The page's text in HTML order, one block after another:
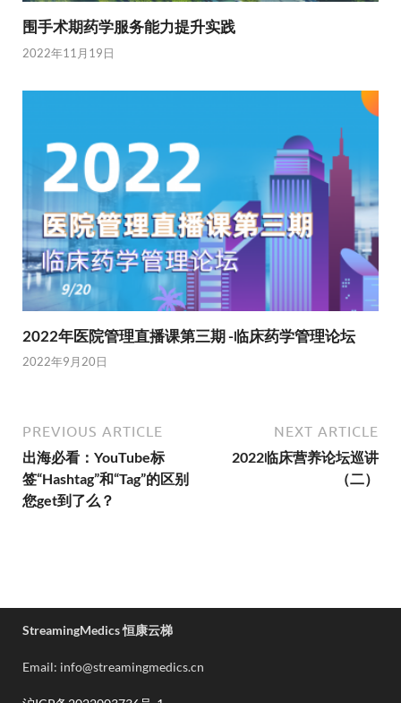
围手术期药学服务能力提升实践
2022年11月19日
2022年医院管理直播课第三期 -临床药学管理论坛
2022年9月20日
PREVIOUS ARTICLE
出海必看：YouTube标
签“Hashtag”和“Tag”的区别
您get到了么？
NEXT ARTICLE
2022临床营养论坛巡讲
（二）
StreamingMedics 恒康云梯
Email: info@streamingmedics.cn